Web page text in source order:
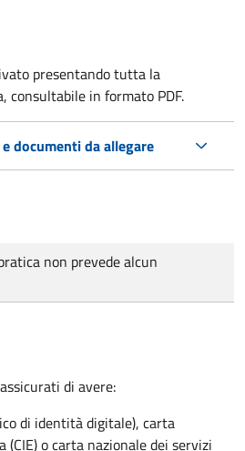
presentando tutta la
consultabile in formato PDF.
documenti da allegare
non prevede alcun
di avere:
di identità digitale), carta
(CIE) o carta nazionale dei servizi